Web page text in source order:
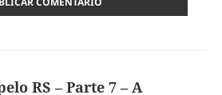
RS – Parte 7 – A